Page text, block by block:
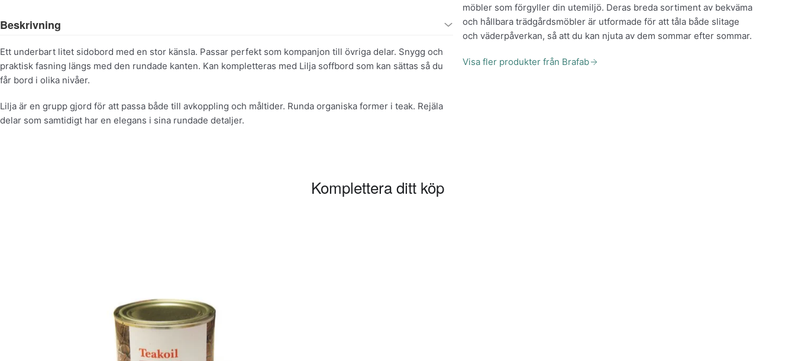
Beskrivning
Ett underbart litet sidobord med en stor känsla. Passar perfekt som kompanjon till övriga delar. Snygg och
praktisk fasning längs med den rundade kanten. Kan kompletteras med Lilja soffbord som kan sättas så du
får bord i olika nivåer.
Lilja är en grupp gjord för att passa både till avkoppling och måltider. Runda organiska former i teak. Rejäla
delar som samtidigt har en elegans i sina rundade detaljer.
möbler som förgyller din utemiljö. Deras breda sortiment av bekväma
och hållbara trädgårdsmöbler är utformade för att tåla både slitage
och väderpåverkan, så att du kan njuta av dem sommar efter sommar.
Visa fler produkter från Brafab
Komplettera ditt köp